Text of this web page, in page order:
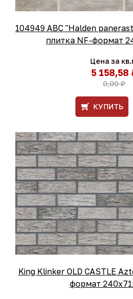
104949 ABC "Halden
плитка NF-формат
Цена за
5 158,58
0,00 ₽
КУПИТЬ
King Klinker OLD CASTLE
формат